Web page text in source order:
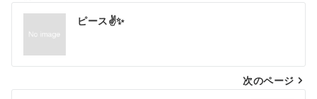
投
ナ
ビ
ピース✌✨
次のページ